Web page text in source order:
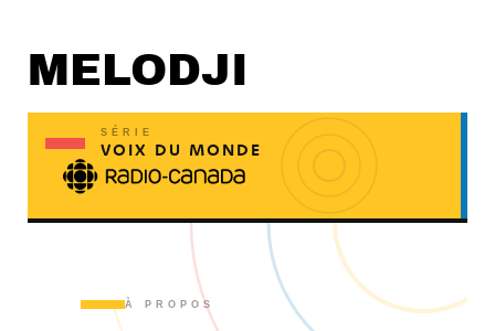
MELODJI
SÉRIE
VOIX DU MONDE
À PROPOS